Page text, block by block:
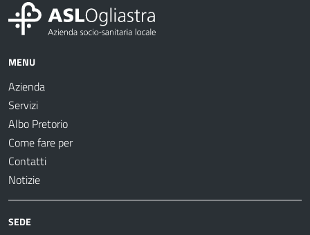
MENU
Azienda
Servizi
Albo Pretorio
Come fare per
Contatti
Notizie
SEDE